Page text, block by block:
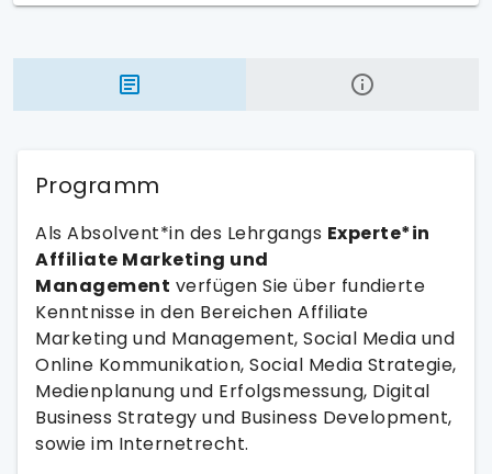
Programm
Als Absolvent*in des Lehrgangs Experte*in
Affiliate Marketing und
Management verfügen Sie über fundierte
Kenntnisse in den Bereichen Affiliate
Marketing und Management, Social Media und
Online Kommunikation, Social Media Strategie,
Medienplanung und Erfolgsmessung, Digital
Business Strategy und Business Development,
sowie im Internetrecht.